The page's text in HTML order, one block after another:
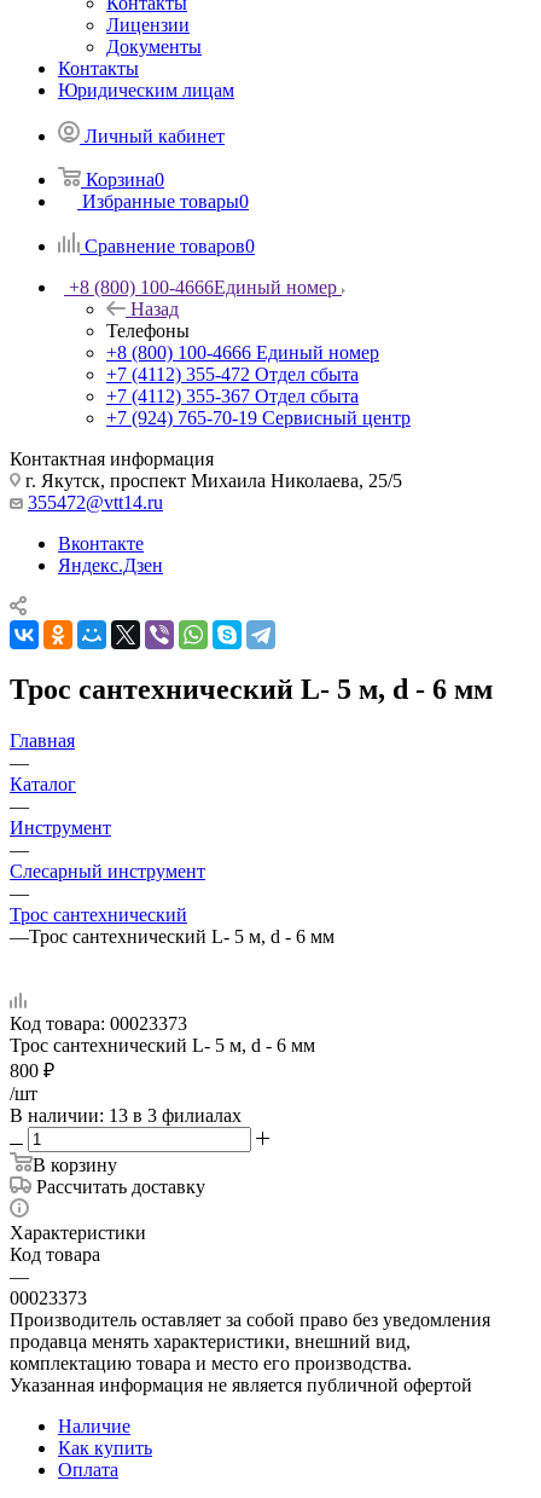
Лицензии
Документы
Контакты
Юридическим лицам
Личный кабинет
Корзина0
Избранные товары0
Сравнение товаров0
+8 (800) 100-4666Единый номер
Назад
Телефоны
+8 (800) 100-4666 Единый номер
+7 (4112) 355-472 Отдел сбыта
+7 (4112) 355-367 Отдел сбыта
+7 (924) 765-70-19 Сервисный центр
Контактная информация
г. Якутск, проспект Михаила Николаева, 25/5
355472@vtt14.ru
Вконтакте
Яндекс.Дзен
Трос сантехнический L- 5 м, d - 6 мм
Главная
—
Каталог
—
Инструмент
—
Слесарный инструмент
—
Трос сантехнический
—Трос сантехнический L- 5 м, d - 6 мм
Код товара: 00023373
Трос сантехнический L- 5 м, d - 6 мм
800 ₽
/шт
В наличии: 13 в 3 филиалах
В корзину
Рассчитать доставку
Характеристики
Код товара
—
00023373
Производитель оставляет за собой право без уведомления
продавца менять характеристики, внешний вид,
комплектацию товара и место его производства.
Указанная информация не является публичной офертой
Наличие
Как купить
Оплата